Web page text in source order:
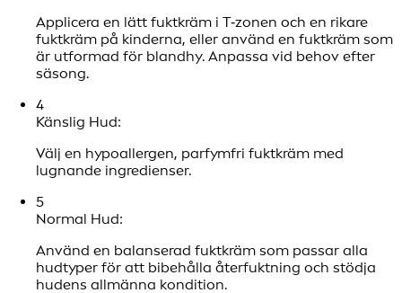
Applicera en lätt fuktkräm i T‑zonen och en rikare
fuktkräm på kinderna, eller använd en fuktkräm som
är utformad för blandhy. Anpassa vid behov efter
säsong.
4
Känslig Hud:
Välj en hypoallergen, parfymfri fuktkräm med
lugnande ingredienser.
5
Normal Hud:
Använd en balanserad fuktkräm som passar alla
hudtyper för att bibehålla återfuktning och stödja
hudens allmänna kondition.